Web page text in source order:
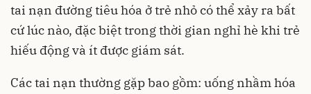
tai nạn đường tiêu hóa ở trẻ nhỏ có thể xảy ra bất
cứ lúc nào, đặc biệt trong thời gian nghỉ hè khi trẻ
hiếu động và ít được giám sát.
Các tai nạn thường gặp bao gồm: uống nhầm hóa